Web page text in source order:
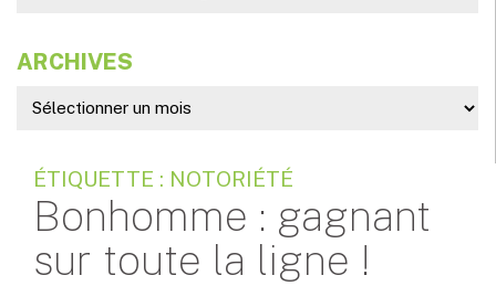
ARCHIVES
ÉTIQUETTE : NOTORIÉTÉ
Bonhomme : gagnant
sur toute la ligne !